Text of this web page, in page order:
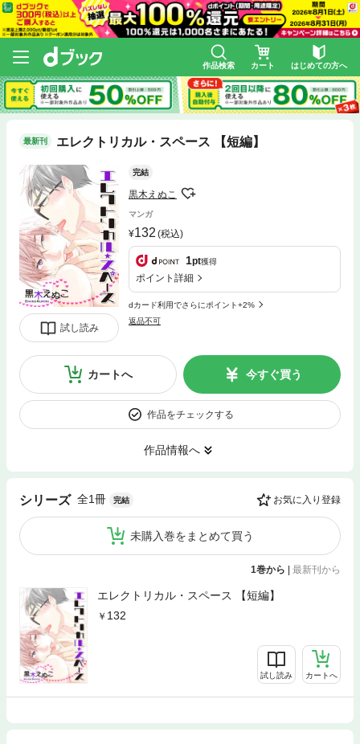
作品検索 カート はじめての方へ
最新刊 エレクトリカル・スペース 【短編】
試し読み
完結
黒木えぬこ
マンガ
132 (税込)
1pt獲得
ポイント詳細
dカード利用でさらにポイント+2%
返品不可
カートへ 今すぐ買う
作品をチェックする
作品情報へ
シリーズ 全1冊 完結 お気に入り登録
未購入巻をまとめて買う
1巻から | 最新刊から
エレクトリカル・スペース 【短編】
132
試し読み カートへ